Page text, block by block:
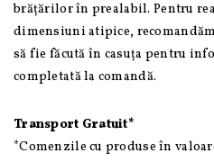
brățărilor în prealabil. Pentru
dimensiuni atipice,
să fie făcută în casuța pentru
completată la comandă.
Transport Gratuit*
*Comenzile cu produse în